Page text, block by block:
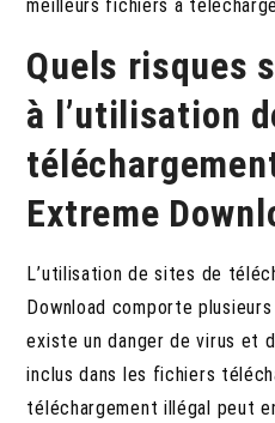
meilleurs fichiers à
Quels risques
à l’utilisation
Extreme
L’utilisation de sites de
Download comporte
existe un danger de virus et
inclus dans les fichiers
téléchargement illégal peut